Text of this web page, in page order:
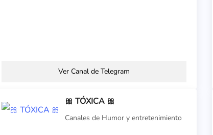
Ver Canal de Telegram
🎀 TÓXICA 🎀
Canales de Humor y entretenimiento